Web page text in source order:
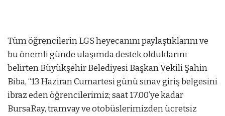
Tüm öğrencilerin LGS heyecanını paylaştıklarını ve
bu önemli günde ulaşımda destek olduklarını
belirten Büyükşehir Belediyesi Başkan Vekili Şahin
Biba, “13 Haziran Cumartesi günü sınav giriş belgesini
ibraz eden öğrencilerimiz; saat 17.00’ye kadar
BursaRay, tramvay ve otobüslerimizden ücretsiz